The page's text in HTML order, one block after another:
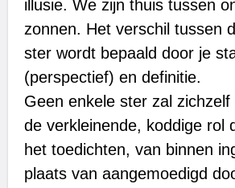
illusie. We zijn thuis tussen
zonnen. Het verschil tussen
ster wordt bepaald door je
(perspectief) en definitie.
Geen enkele ster zal zichzelf
de verkleinende, koddige rol
het toedichten, van binnen
plaats van aangemoedigd